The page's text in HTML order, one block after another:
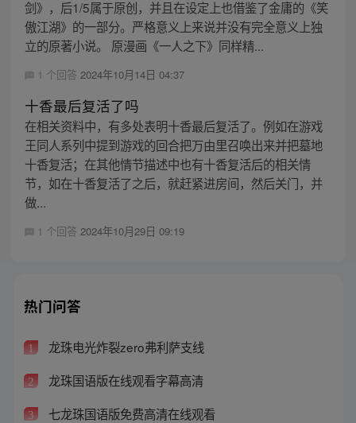
剑》，后1/5属于原创，并且在设定上也借鉴了金庸的《笑
傲江湖》的一部分。严格意义上来说并没有完全意义上独
立的原著小说。 原漫画《一人之下》同样精...
1 个回答 2024年10月14日 04:37
十香最后复活了吗
在相关资料中，有多处表明十香最后复活了。例如在游戏
王同人系列中提到游戏的回合把万由里召唤出来并把墓地
十香复活；在其他情节描述中也有十香复活后的相关情
节，如在十香复活了之后，就赶紧进房间，然后关门，并
做...
1 个回答 2024年10月29日 09:19
热门问答
1 龙珠电光炸裂zero弗利萨支线
2 龙珠国语版在线观看字幕高清
3 七龙珠国语版免费高清在线观看